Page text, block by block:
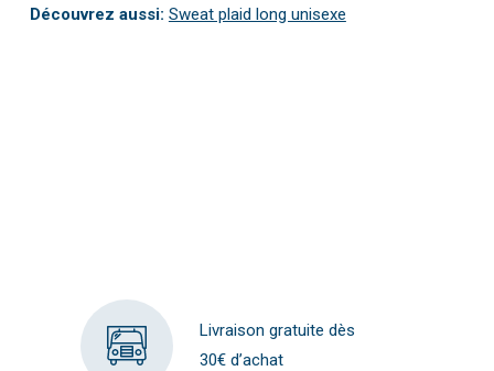
Découvrez aussi: Sweat plaid long unisexe
Livraison gratuite dès
30€ d’achat